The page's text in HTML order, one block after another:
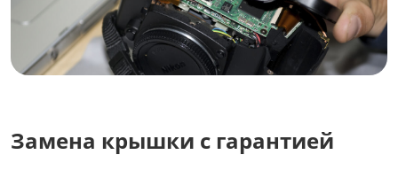
Замена крышки с гарантией